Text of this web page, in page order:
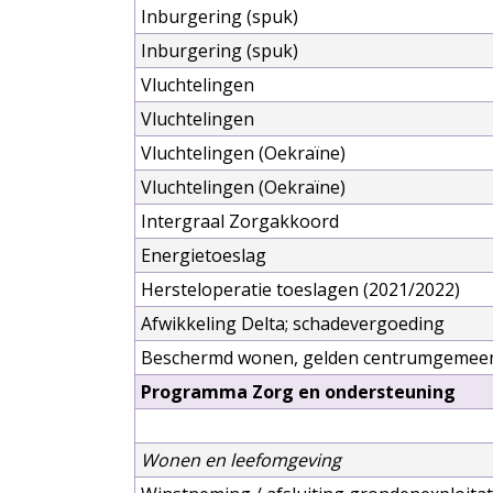
Inburgering (spuk)
Inburgering (spuk)
Vluchtelingen
Vluchtelingen
Vluchtelingen (Oekraïne)
Vluchtelingen (Oekraïne)
Intergraal Zorgakkoord
Energietoeslag
Hersteloperatie toeslagen (2021/2022)
Afwikkeling Delta; schadevergoeding
Beschermd wonen, gelden
Programma Zorg en ondersteuning
Wonen en leefomgeving